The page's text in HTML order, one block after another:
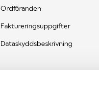
Ordföranden
Faktureringsuppgifter
Dataskyddsbeskrivning